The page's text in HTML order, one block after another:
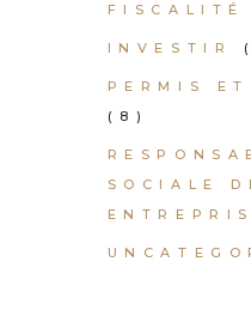
FISCALITÉ
INVESTIR
PERMIS
(8)
SOCIALE